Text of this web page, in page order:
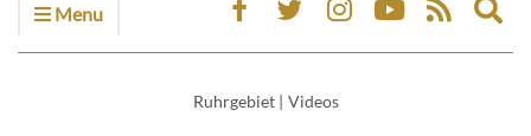
Menu
Ruhrgebiet | Videos